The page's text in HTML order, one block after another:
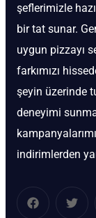
şeflerimizle
bir tat sunar.
uygun pizzayı
farkımızı
şeyin üzerinde
deneyimi
indirimlerden